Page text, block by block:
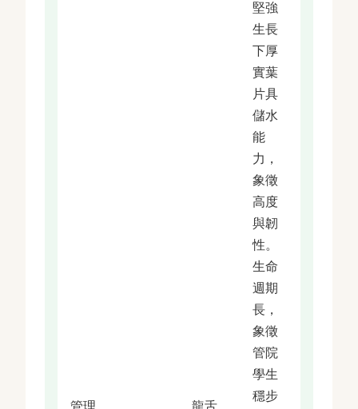
管理
龍舌
堅強
生長
下厚
實葉
片具
儲水
能
力，
象徵
高度
與韌
性。
生命
週期
長，
象徵
管院
學生
穩步